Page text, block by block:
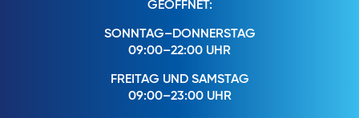
GEÖFFNET:
SONNTAG–DONNERSTAG
09:00–22:00 UHR
FREITAG UND SAMSTAG
09:00–23:00 UHR